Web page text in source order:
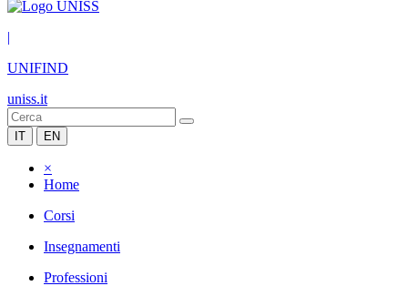
|
UNIFIND
uniss.it
IT EN
×
Home
Corsi
Insegnamenti
Professioni